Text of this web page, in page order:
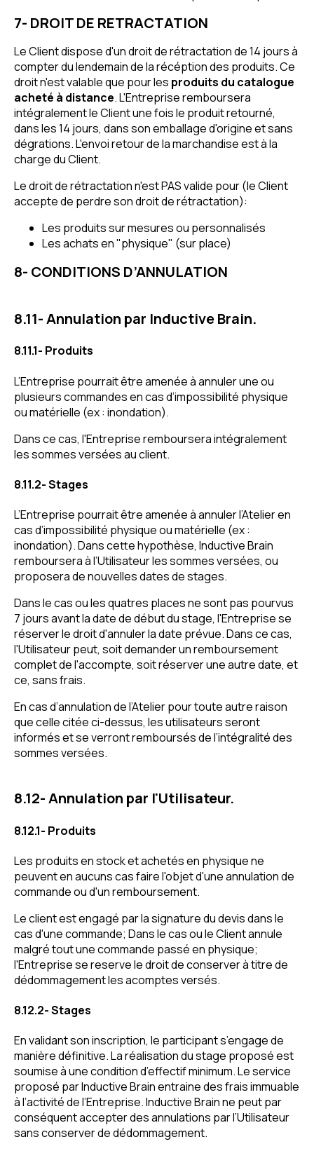
7- DROIT DE RETRACTATION
Le Client dispose d'un droit de rétractation de 14 jours à
compter du lendemain de la récéption des produits. Ce
droit n'est valable que pour les produits du catalogue
acheté à distance. L'Entreprise remboursera
intégralement le Client une fois le produit retourné,
dans les 14 jours, dans son emballage d'origine et sans
dégrations. L'envoi retour de la marchandise est à la
charge du Client.
Le droit de rétractation n'est PAS valide pour (le Client
accepte de perdre son droit de rétractation):
Les produits sur mesures ou personnalisés
Les achats en "physique" (sur place)
8- CONDITIONS D’ANNULATION
8.11- Annulation par Inductive Brain.
8.11.1- Produits
L’Entreprise pourrait être amenée à annuler une ou
plusieurs commandes en cas d’impossibilité physique
ou matérielle (ex : inondation).
Dans ce cas, l'Entreprise remboursera intégralement
les sommes versées au client.
8.11.2- Stages
L’Entreprise pourrait être amenée à annuler l’Atelier en
cas d’impossibilité physique ou matérielle (ex :
inondation). Dans cette hypothèse, Inductive Brain
remboursera à l’Utilisateur les sommes versées, ou
proposera de nouvelles dates de stages.
Dans le cas ou les quatres places ne sont pas pourvus
7 jours avant la date de début du stage, l'Entreprise se
réserver le droit d'annuler la date prévue. Dans ce cas,
l'Utilisateur peut, soit demander un remboursement
complet de l'accompte, soit réserver une autre date, et
ce, sans frais.
En cas d’annulation de l’Atelier pour toute autre raison
que celle citée ci-dessus, les utilisateurs seront
informés et se verront remboursés de l’intégralité des
sommes versées.
8.12- Annulation par l'Utilisateur.
8.12.1- Produits
Les produits en stock et achetés en physique ne
peuvent en aucuns cas faire l'objet d'une annulation de
commande ou d'un remboursement.
Le client est engagé par la signature du devis dans le
cas d'une commande; Dans le cas ou le Client annule
malgré tout une commande passé en physique;
l'Entreprise se reserve le droit de conserver à titre de
dédommagement les acomptes versés.
8.12.2- Stages
En validant son inscription, le participant s’engage de
manière définitive. La réalisation du stage proposé est
soumise à une condition d’effectif minimum. Le service
proposé par Inductive Brain entraine des frais immuable
à l’activité de l’Entreprise. Inductive Brain ne peut par
conséquent accepter des annulations par l’Utilisateur
sans conserver de dédommagement.